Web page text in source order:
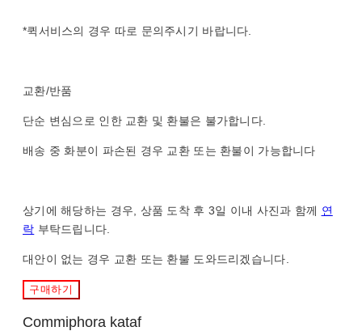
*퀵서비스의 경우 따로 문의주시기 바랍니다.
교환/반품
단순 변심으로 인한 교환 및 환불은 불가합니다.
배송 중 화분이 파손된 경우 교환 또는 환불이 가능합니다
상기에 해당하는 경우, 상품 도착 후 3일 이내 사진과 함께 연
락 부탁드립니다.
대안이 없는 경우 교환 또는 환불 도와드리겠습니다.
구매하기
Commiphora kataf